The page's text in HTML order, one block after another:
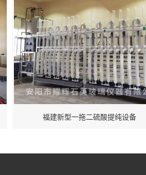
福建新型一拖二硫酸提纯设备